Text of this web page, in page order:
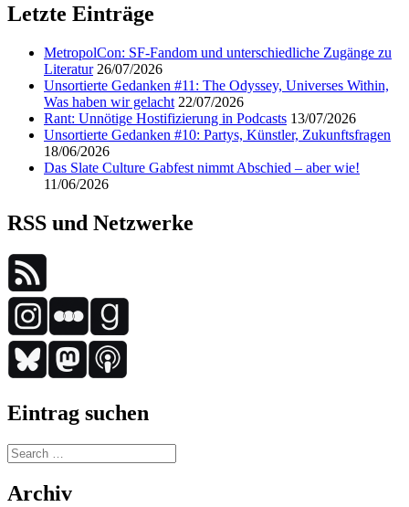
Letzte Einträge
MetropolCon: SF-Fandom und unterschiedliche Zugänge zu
Literatur 26/07/2026
Unsortierte Gedanken #11: The Odyssey, Universes Within,
Was haben wir gelacht 22/07/2026
Rant: Unnötige Hostifizierung in Podcasts 13/07/2026
Unsortierte Gedanken #10: Partys, Künstler, Zukunftsfragen
18/06/2026
Das Slate Culture Gabfest nimmt Abschied – aber wie!
11/06/2026
RSS und Netzwerke
Eintrag suchen
Search
for:
Archiv